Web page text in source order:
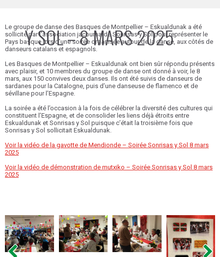
Y SOL – 8 MARS 2025
Le groupe de danse des Basques de Montpellier – Eskualdunak a été
sollicité par l’association jacoumarde Sonrisas y Sol pour représenter le
Pays basque lors d’une soirée organisée autour de la danse, aux côtés de
danseurs catalans et espagnols.
Les Basques de Montpellier – Eskualdunak ont bien sûr répondu présents
avec plaisir, et 10 membres du groupe de danse ont donné à voir, le 8
mars, aux 150 convives deux danses. Ils ont été suivis de danseurs de
sardanes pour la Catalogne, puis d’une danseuse de flamenco et de
sévillane pour l’Espagne.
La soirée a été l’occasion à la fois de célébrer la diversité des cultures qui
constituent l’Espagne, et de consolider les liens déjà étroits entre
Eskualdunak et Sonrisas y Sol puisque c’était la troisième fois que
Sonrisas y Sol sollicitait Eskualdunak.
Voir la vidéo de la gavotte de Mendionde – Soirée Sonrisas y Sol 8 mars
2025
Voir la vidéo de démonstration de mutxiko – Soirée Sonrisas y Sol 8 mars
2025